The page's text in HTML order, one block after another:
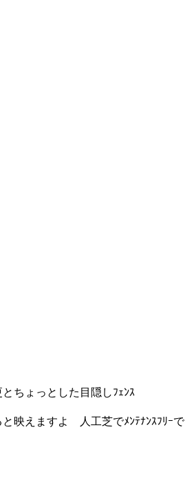
ちょっとした目隠しﾌｪﾝｽ
映えますよ 人工芝でﾒﾝﾃﾅﾝｽﾌﾘｰで